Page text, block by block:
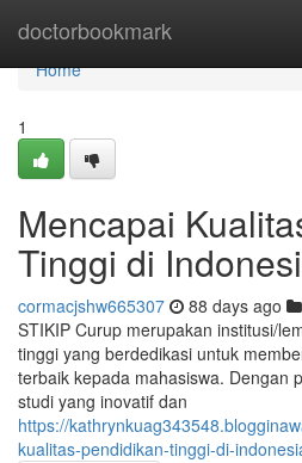
doctorbookmark
Home
Home
1
Mencapai
Tinggi di
cormacjshw665307 88 days ago
STIKIP Curup merupakan institusi/
tinggi yang berdedikasi untuk
terbaik kepada mahasiswa. Dengan
studi yang inovatif dan
https://
kualitas-pendidikan-tinggi-di-